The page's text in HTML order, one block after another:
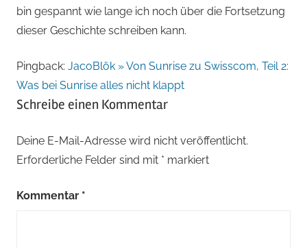
bin gespannt wie lange ich noch über die Fortsetzung
dieser Geschichte schreiben kann.
Pingback: JacoBlök » Von Sunrise zu Swisscom, Teil 2:
Was bei Sunrise alles nicht klappt
Schreibe einen Kommentar
Deine E-Mail-Adresse wird nicht veröffentlicht.
Erforderliche Felder sind mit * markiert
Kommentar *